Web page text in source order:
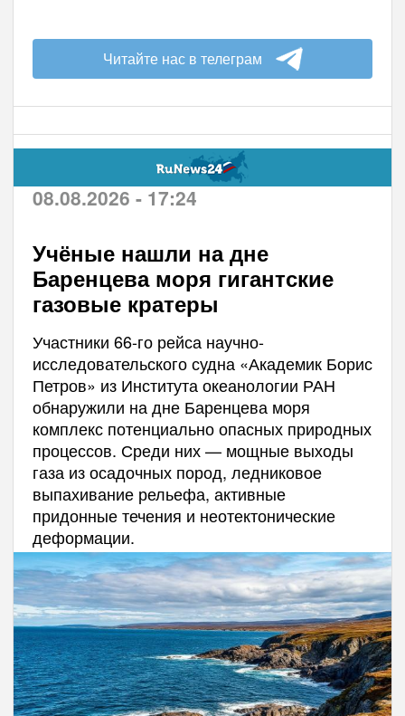
Читайте нас в телеграм
08.08.2026 - 17:24
Учёные нашли на дне
Баренцева моря гигантские
газовые кратеры
Участники 66-го рейса научно-
исследовательского судна «Академик Борис
Петров» из Института океанологии РАН
обнаружили на дне Баренцева моря
комплекс потенциально опасных природных
процессов. Среди них — мощные выходы
газа из осадочных пород, ледниковое
выпахивание рельефа, активные
придонные течения и неотектонические
деформации.